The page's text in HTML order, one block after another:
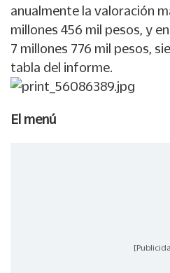
anualmente la valoración
millones 456 mil pesos, y
7 millones 776 mil pesos,
tabla del informe.
El menú